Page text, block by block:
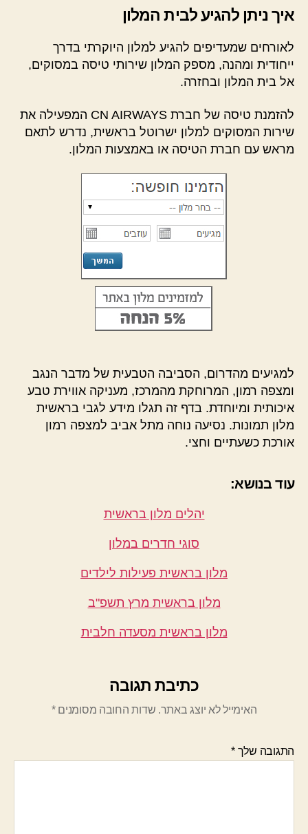
איך ניתן להגיע לבית המלון
לאורחים שמעדיפים להגיע למלון היוקרתי בדרך
ייחודית ומהנה, מספק המלון שירותי טיסה במסוקים,
אל בית המלון ובחזרה.
להזמנת טיסה של חברת CN AIRWAYS המפעילה את
שירות המסוקים למלון ישרוטל בראשית, נדרש לתאם
מראש עם חברת הטיסה או באמצעות המלון.
למגיעים מהדרום, הסביבה הטבעית של מדבר הנגב
ומצפה רמון, המרוחקת מהמרכז, מעניקה אווירת טבע
איכותית ומיוחדת. בדף זה תגלו מידע לגבי בראשית
מלון תמונות. נסיעה נוחה מתל אביב למצפה רמון
אורכת כשעתיים וחצי.
עוד בנושא:
יהלים מלון בראשית
סוגי חדרים במלון
מלון בראשית פעילות לילדים
מלון בראשית מרץ תשפ"ב
מלון בראשית מסעדה חלבית
כתיבת תגובה
האימייל לא יוצג באתר. שדות החובה מסומנים*
התגובה שלך*